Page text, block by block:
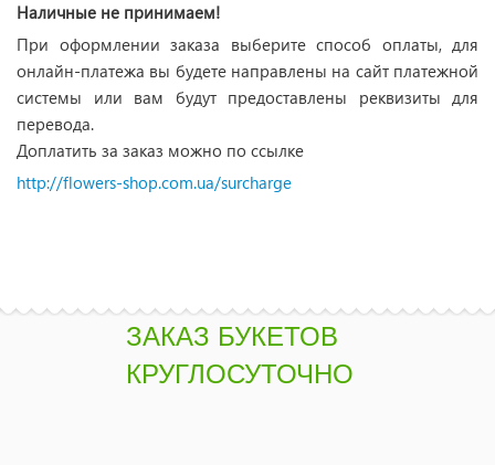
Наличные не принимаем!
При оформлении заказа выберите способ оплаты, для
онлайн-платежа вы будете направлены на сайт платежной
системы или вам будут предоставлены реквизиты для
перевода.
Доплатить за заказ можно по ссылке
http://flowers-shop.com.ua/surcharge
ЗАКАЗ БУКЕТОВ
КРУГЛОСУТОЧНО